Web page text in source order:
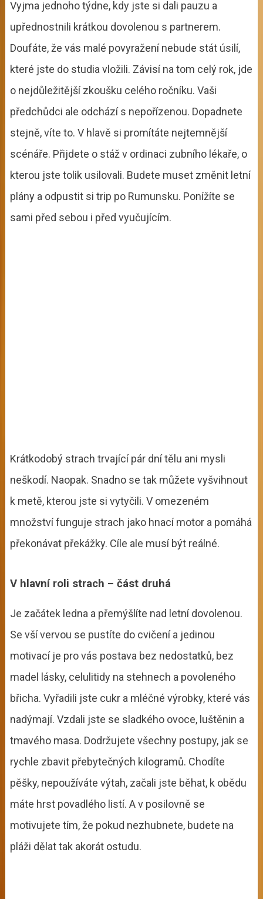
Vyjma jednoho týdne, kdy jste si dali pauzu a
upřednostnili krátkou dovolenou s partnerem.
Doufáte, že vás malé povyražení nebude stát úsilí,
které jste do studia vložili. Závisí na tom celý rok, jde
o nejdůležitější zkoušku celého ročníku. Vaši
předchůdci ale odchází s nepořízenou. Dopadnete
stejně, víte to. V hlavě si promítáte nejtemnější
scénáře. Přijdete o stáž v ordinaci zubního lékaře, o
kterou jste tolik usilovali. Budete muset změnit letní
plány a odpustit si trip po Rumunsku. Ponížíte se
sami před sebou i před vyučujícím.
Krátkodobý strach trvající pár dní tělu ani mysli
neškodí. Naopak. Snadno se tak můžete vyšvihnout
k metě, kterou jste si vytyčili. V omezeném
množství funguje strach jako hnací motor a pomáhá
překonávat překážky. Cíle ale musí být reálné.
V hlavní roli strach – část druhá
Je začátek ledna a přemýšlíte nad letní dovolenou.
Se vší vervou se pustíte do cvičení a jedinou
motivací je pro vás postava bez nedostatků, bez
madel lásky, celulitidy na stehnech a povoleného
břicha. Vyřadili jste cukr a mléčné výrobky, které vás
nadýmají. Vzdali jste se sladkého ovoce, luštěnin a
tmavého masa. Dodržujete všechny postupy, jak se
rychle zbavit přebytečných kilogramů. Chodíte
pěšky, nepoužíváte výtah, začali jste běhat, k obědu
máte hrst povadlého listí. A v posilovně se
motivujete tím, že pokud nezhubnete, budete na
pláži dělat tak akorát ostudu.